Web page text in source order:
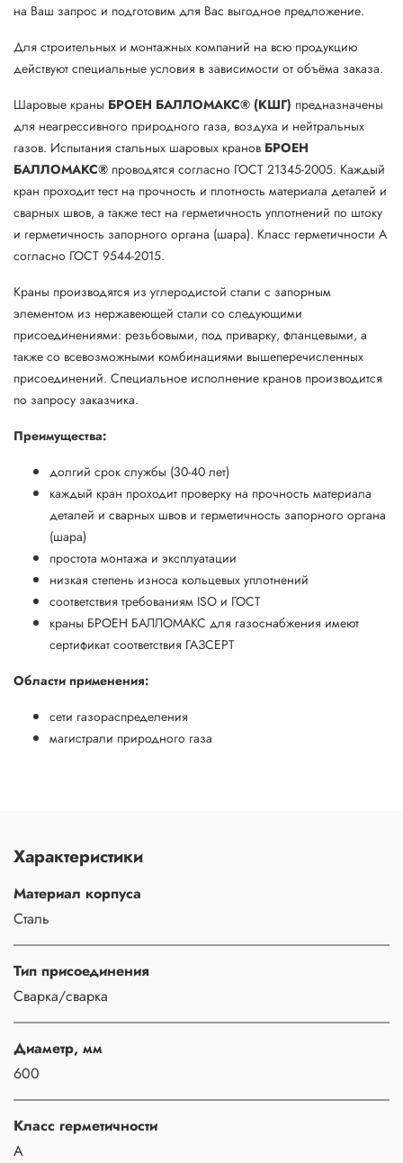
на Ваш запрос и подготовим для Вас выгодное предложение.
Для строительных и монтажных компаний на всю продукцию
действуют специальные условия в зависимости от объёма заказа.
Шаровые краны БРОЕН БАЛЛОМАКС® (КШГ) предназначены
для неагрессивного природного газа, воздуха и нейтральных
газов. Испытания стальных шаровых кранов БРОЕН
БАЛЛОМАКС® проводятся согласно ГОСТ 21345-2005. Каждый
кран проходит тест на прочность и плотность материала деталей и
сварных швов, а также тест на герметичность уплотнений по штоку
и герметичность запорного органа (шара). Класс герметичности А
согласно ГОСТ 9544-2015.
Краны производятся из углеродистой стали с запорным
элементом из нержавеющей стали со следующими
присоединениями: резьбовыми, под приварку, фланцевыми, а
также со всевозможными комбинациями вышеперечисленных
присоединений. Специальное исполнение кранов производится
по запросу заказчика.
Преимущества:
долгий срок службы (30-40 лет)
каждый кран проходит проверку на прочность материала
деталей и сварных швов и герметичность запорного органа
(шара)
простота монтажа и эксплуатации
низкая степень износа кольцевых уплотнений
соответствия требованиям ISO и ГОСТ
краны БРОЕН БАЛЛОМАКС для газоснабжения имеют
сертификат соответствия ГАЗСЕРТ
Области применения:
сети газораспределения
магистрали природного газа
Характеристики
Материал корпуса
Сталь
Тип присоединения
Сварка/сварка
Диаметр, мм
600
Класс герметичности
A